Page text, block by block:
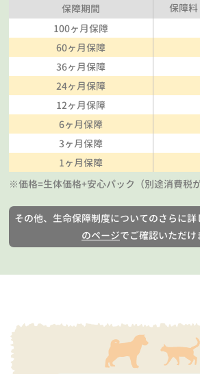
保障期間 保障
100ヶ月保障
60ヶ月保障
36ヶ月保障
24ヶ月保障
12ヶ月保障
6ヶ月保障
3ヶ月保障
1ヶ月保障
※価格=生体価格+安心パック（別途消費税
その他、生命保障制度についてのさらに詳
のページでご確認いただけ